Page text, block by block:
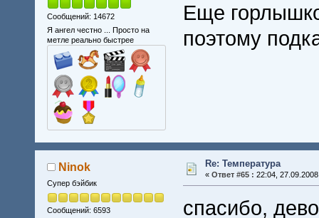
Сообщений: 14672
Я ангел честно ... Просто на
метле реально быстрее
Еще
поэтому
Ninok
Супер бэйбик
Сообщений: 6593
Re: Температура
« Ответ #65 : 22:04,
спасибо,